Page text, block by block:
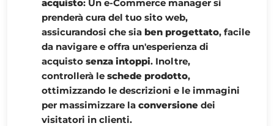
acquisto: Un e-Commerce manager si
prenderà cura del tuo sito web,
assicurandosi che sia ben progettato, facile
da navigare e offra un'esperienza di
acquisto senza intoppi. Inoltre,
controllerà le schede prodotto,
ottimizzando le descrizioni e le immagini
per massimizzare la conversione dei
visitatori in clienti.